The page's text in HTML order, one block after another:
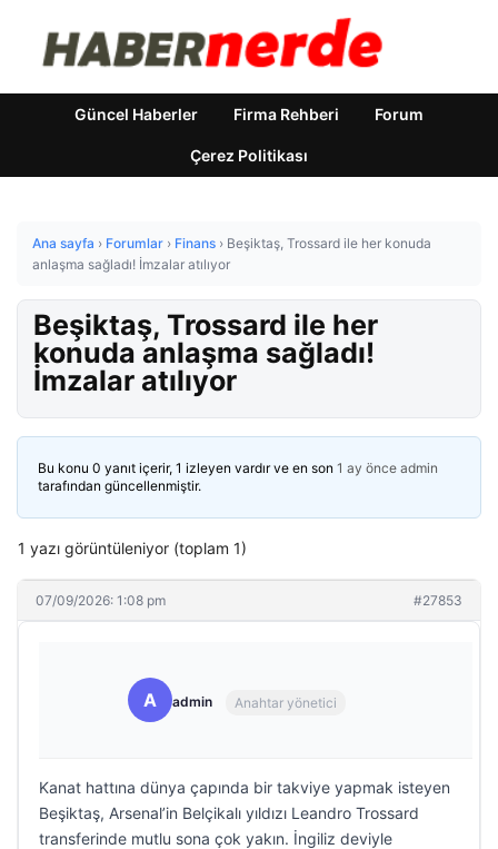
Güncel Haberler Firma Rehberi Forum
Çerez Politikası
Ana sayfa › Forumlar › Finans › Beşiktaş, Trossard ile her konuda
anlaşma sağladı! İmzalar atılıyor
Beşiktaş, Trossard ile her
konuda anlaşma sağladı!
İmzalar atılıyor
Bu konu 0 yanıt içerir, 1 izleyen vardır ve en son 1 ay önce admin
tarafından güncellenmiştir.
1 yazı görüntüleniyor (toplam 1)
07/09/2026: 1:08 pm #27853
A admin Anahtar yönetici
Kanat hattına dünya çapında bir takviye yapmak isteyen
Beşiktaş, Arsenal’in Belçikalı yıldızı Leandro Trossard
transferinde mutlu sona çok yakın. İngiliz deviyle